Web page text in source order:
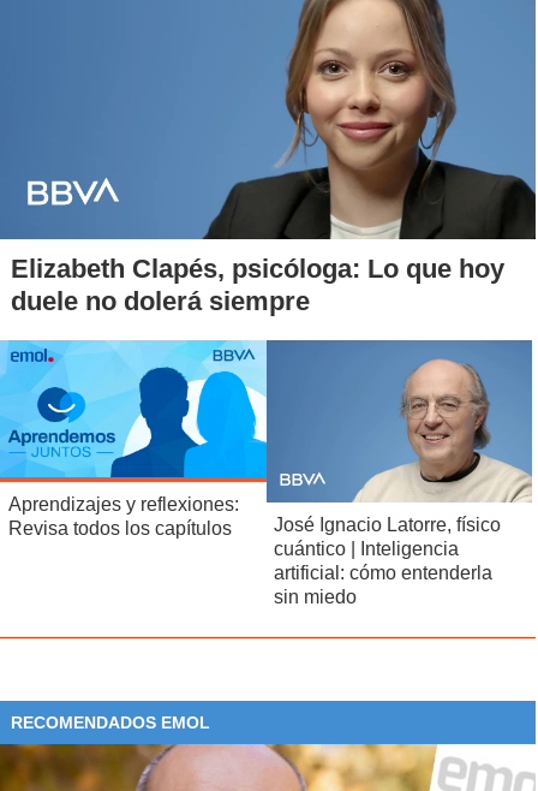
Elizabeth Clapés, psicóloga: Lo que hoy
duele no dolerá siempre
Aprendizajes y reflexiones:
Revisa todos los capítulos
José Ignacio Latorre, físico
cuántico | Inteligencia
artificial: cómo entenderla
sin miedo
RECOMENDADOS EMOL